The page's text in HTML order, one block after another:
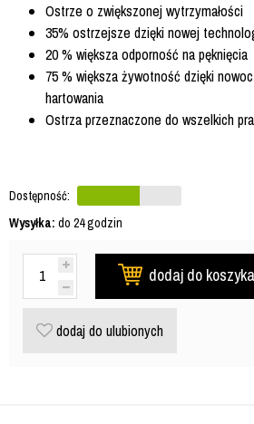
Ostrze o zwiększonej wytrzymałości
35% ostrzejsze dzięki nowej
20 % większa odporność na pęknięcia
75 % większa żywotność dzięki
hartowania
Ostrza przeznaczone do wszelkich
Dostępność:
Wysyłka: do 24 godzin
dodaj do koszyka
dodaj do ulubionych